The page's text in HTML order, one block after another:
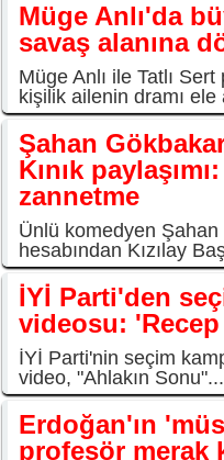
Müge Anlı'da
savaş alanına
Müge Anlı ile Tatlı
kişilik ailenin dramı ele
Şahan
Kınık
zannetme
Ünlü komedyen
hesabından Kızılay
İYİ Parti'den
videosu:
İYİ Parti'nin seçim
video, "Ahlakın Sonu"...
Erdoğan'ın
profesör merak